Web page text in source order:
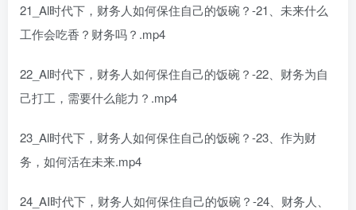
21_Al时代下，财务人如何保住自己的饭碗？-21、未来什么
工作会吃香？财务吗？.mp4
22_Al时代下，财务人如何保住自己的饭碗？-22、财务为自
己打工，需要什么能力？.mp4
23_Al时代下，财务人如何保住自己的饭碗？-23、作为财
务，如何活在未来.mp4
24_AI时代下，财务人如何保住自己的饭碗？-24、财务人、